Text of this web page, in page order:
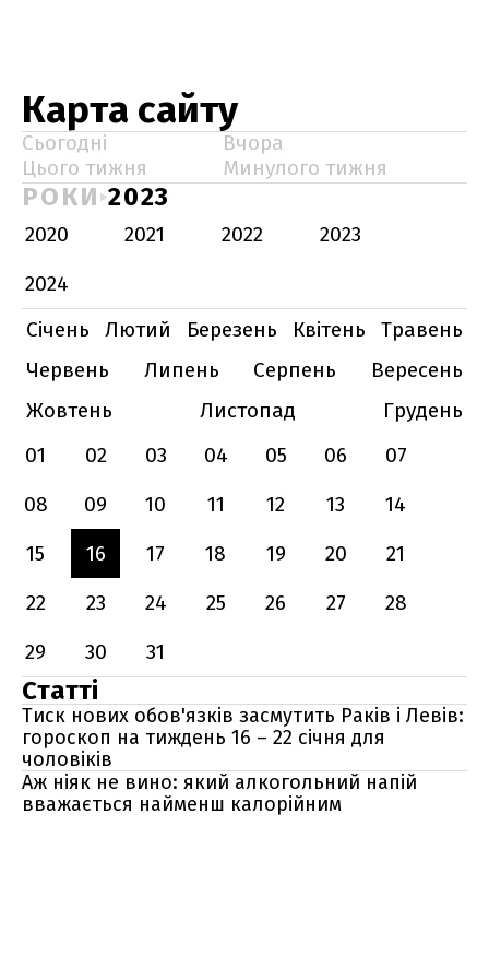
Карта сайту
Сьогодні
Вчора
Цього тижня
Минулого тижня
РОКИ 2023
2020 2021 2022
2023
2024
Січень
Лютий Березень Квітень
Травень
Червень
Липень Серпень
Вересень
Жовтень
Листопад
Грудень
01
02 03 04 05 06
07
08
09 10 11 12 13
14
15
16 17 18 19 20
21
22
23 24 25 26 27
28
29
30 31
Статті
Тиск нових обов'язків засмутить Раків і Левів:
гороскоп на тиждень 16 – 22 січня для
чоловіків
Аж ніяк не вино: який алкогольний напій
вважається найменш калорійним